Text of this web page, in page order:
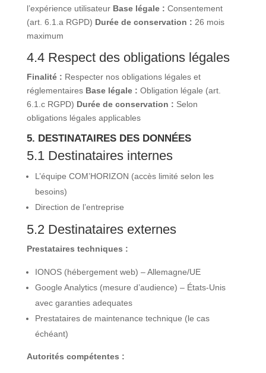
l’expérience utilisateur Base légale : Consentement
(art. 6.1.a RGPD) Durée de conservation : 26 mois
maximum
4.4 Respect des obligations légales
Finalité : Respecter nos obligations légales et
réglementaires Base légale : Obligation légale (art.
6.1.c RGPD) Durée de conservation : Selon
obligations légales applicables
5. DESTINATAIRES DES DONNÉES
5.1 Destinataires internes
L’équipe COM’HORIZON (accès limité selon les
besoins)
Direction de l’entreprise
5.2 Destinataires externes
Prestataires techniques :
IONOS (hébergement web) – Allemagne/UE
Google Analytics (mesure d’audience) – États-Unis
avec garanties adequates
Prestataires de maintenance technique (le cas
échéant)
Autorités compétentes :